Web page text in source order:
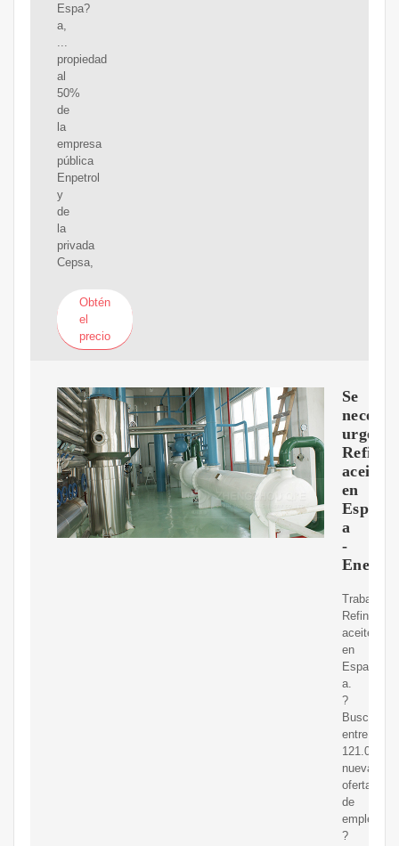
Espa?
a,
...
propiedad
al
50%
de
la
empresa
pública
Enpetrol
y
de
la
privada
Cepsa,
Obtén
el
precio
Se
necesita
aceite
en
Espa?
a
-
Enero
Trabajo:
Refineria
aceite
en
Espa?
a.
?
Busca
entre
121.000+
nuevas
ofertas
de
empleo
?